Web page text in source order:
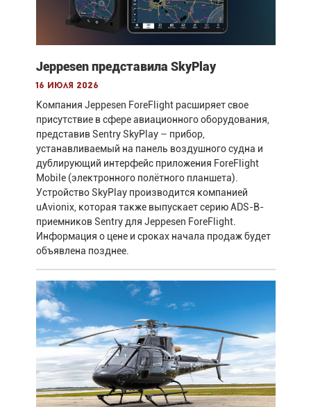
Jeppesen представила SkyPlay
16 июля 2026
Компания Jeppesen ForeFlight расширяет свое
присутствие в сфере авиационного оборудования,
представив Sentry SkyPlay – прибор,
устанавливаемый на панель воздушного судна и
дублирующий интерфейс приложения ForeFlight
Mobile (электронного полётного планшета).
Устройство SkyPlay производится компанией
uAvionix, которая также выпускает серию ADS-B-
приемников Sentry для Jeppesen ForeFlight.
Информация о цене и сроках начала продаж будет
объявлена позднее.